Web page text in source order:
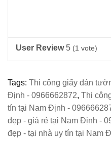
User Review 5 (1 vote)
Tags: Thi công giấy dán
Định - 0966662872, Thi
tín tại Nam Định -
đẹp - giá rẻ tại Nam Định -
đẹp - tại nhà uy tín tại Nam